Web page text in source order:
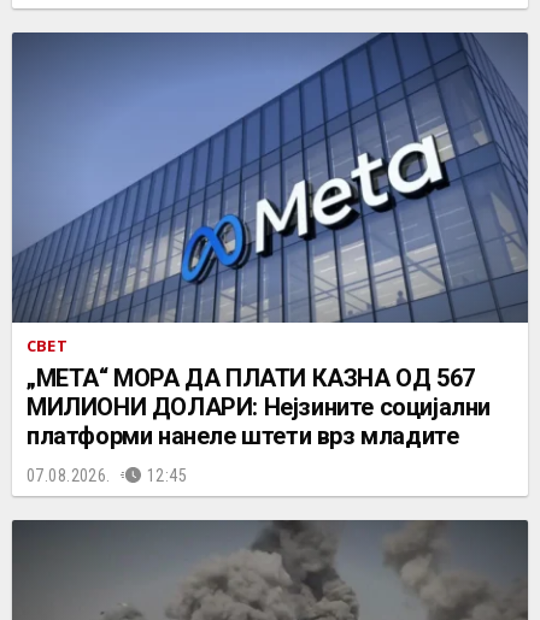
СВЕТ
„МЕТА“ МОРА ДА ПЛАТИ КАЗНА ОД 567
МИЛИОНИ ДОЛАРИ: Нејзините социјални
платформи нанеле штети врз младите
07.08.2026. 12:45